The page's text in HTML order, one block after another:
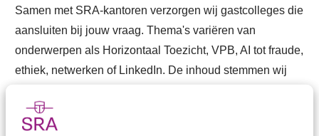
Samen met SRA-kantoren verzorgen wij gastcolleges die
aansluiten bij jouw vraag. Thema's variëren van
onderwerpen als Horizontaal Toezicht, VPB, AI tot fraude,
ethiek, netwerken of LinkedIn. De inhoud stemmen wij
aansluit op de lesstof.